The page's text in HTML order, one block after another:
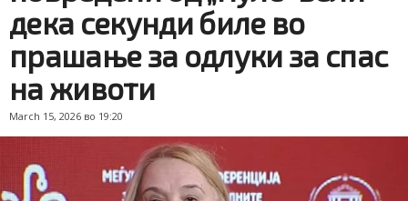
дека секунди биле во
прашање за одлуки за спас
на животи
March 15, 2026 во 19:20